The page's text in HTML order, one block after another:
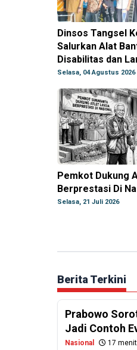
Dinsos Tangsel
Salurkan Alat
Disabilitas dan
Selasa, 04 Agustus 2026
Pemkot Dukung
Berprestasi Di
Selasa, 21 Juli 2026
Berita Terkini
Prabowo
Jadi Contoh
Nasional 17